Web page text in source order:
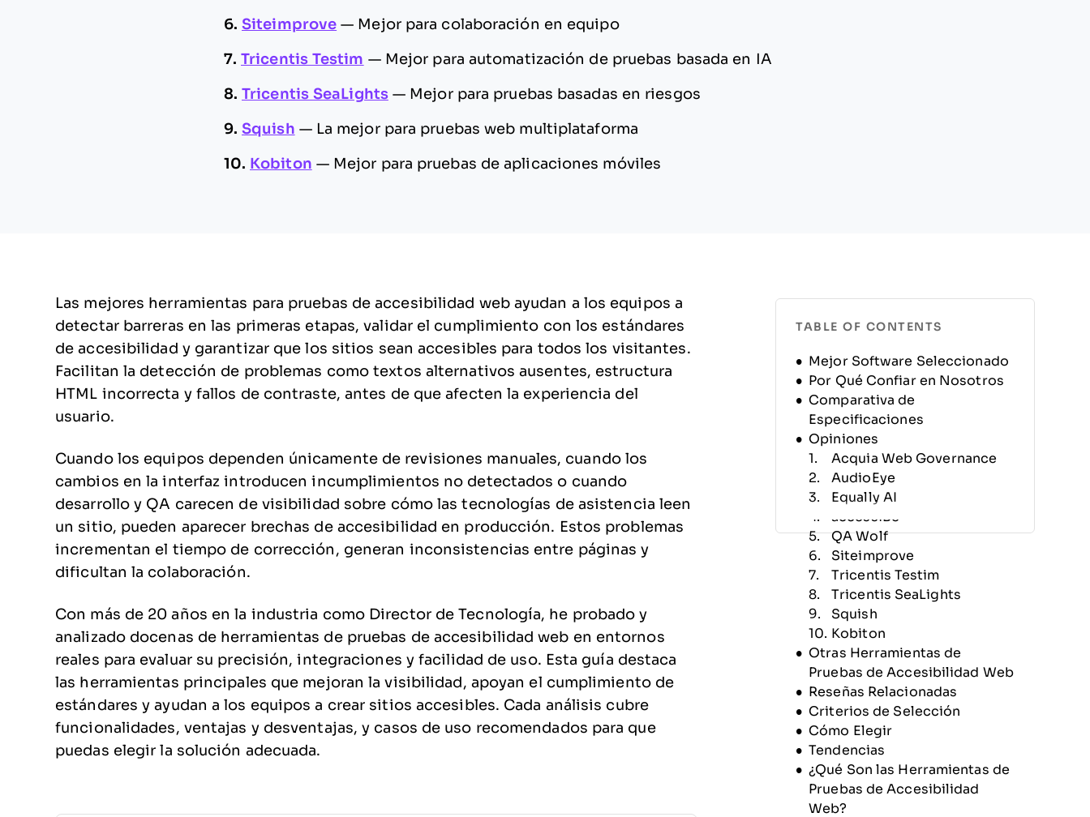
6. Siteimprove — Mejor para colaboración en equipo
7. Tricentis Testim — Mejor para automatización de pruebas basada en IA
8. Tricentis SeaLights — Mejor para pruebas basadas en riesgos
9. Squish — La mejor para pruebas web multiplataforma
10. Kobiton — Mejor para pruebas de aplicaciones móviles
Las mejores herramientas para pruebas de accesibilidad web ayudan a los equipos a
detectar barreras en las primeras etapas, validar el cumplimiento con los estándares
de accesibilidad y garantizar que los sitios sean accesibles para todos los visitantes.
Facilitan la detección de problemas como textos alternativos ausentes, estructura
HTML incorrecta y fallos de contraste, antes de que afecten la experiencia del
usuario.
Cuando los equipos dependen únicamente de revisiones manuales, cuando los
cambios en la interfaz introducen incumplimientos no detectados o cuando
desarrollo y QA carecen de visibilidad sobre cómo las tecnologías de asistencia leen
un sitio, pueden aparecer brechas de accesibilidad en producción. Estos problemas
incrementan el tiempo de corrección, generan inconsistencias entre páginas y
dificultan la colaboración.
Con más de 20 años en la industria como Director de Tecnología, he probado y
analizado docenas de herramientas de pruebas de accesibilidad web en entornos
reales para evaluar su precisión, integraciones y facilidad de uso. Esta guía destaca
las herramientas principales que mejoran la visibilidad, apoyan el cumplimiento de
estándares y ayudan a los equipos a crear sitios accesibles. Cada análisis cubre
funcionalidades, ventajas y desventajas, y casos de uso recomendados para que
puedas elegir la solución adecuada.
TABLE OF CONTENTS
Mejor Software Seleccionado
Por Qué Confiar en Nosotros
Comparativa de
Especificaciones
Opiniones
Acquia Web Governance
AudioEye
Equally AI
accessiBe
QA Wolf
Siteimprove
Tricentis Testim
Tricentis SeaLights
Squish
Kobiton
Otras Herramientas de
Pruebas de Accesibilidad Web
Reseñas Relacionadas
Criterios de Selección
Cómo Elegir
Tendencias
¿Qué Son las Herramientas de
Pruebas de Accesibilidad
Web?